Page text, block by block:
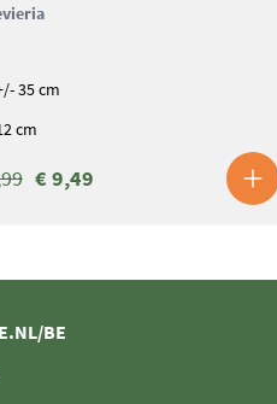
35 cm
cm
€ 9,49
BE